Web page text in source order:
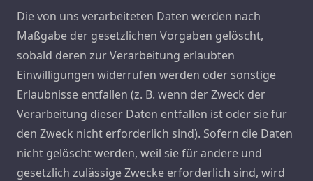
Die von uns verarbeiteten Daten werden nach
Maßgabe der gesetzlichen Vorgaben gelöscht,
sobald deren zur Verarbeitung erlaubten
Einwilligungen widerrufen werden oder sonstige
Erlaubnisse entfallen (z. B. wenn der Zweck der
Verarbeitung dieser Daten entfallen ist oder sie für
den Zweck nicht erforderlich sind). Sofern die Daten
nicht gelöscht werden, weil sie für andere und
gesetzlich zulässige Zwecke erforderlich sind, wird